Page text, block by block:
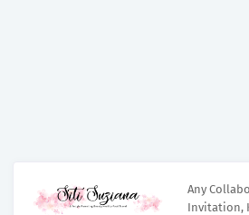
Any
Invitation,